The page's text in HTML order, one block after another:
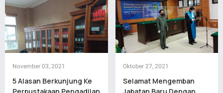
November 03, 2021
5 Alasan Berkunjung Ke
Perpustakaan Pengadilan
Oktober 27, 2021
Selamat Mengemban
Jabatan Baru Dengan